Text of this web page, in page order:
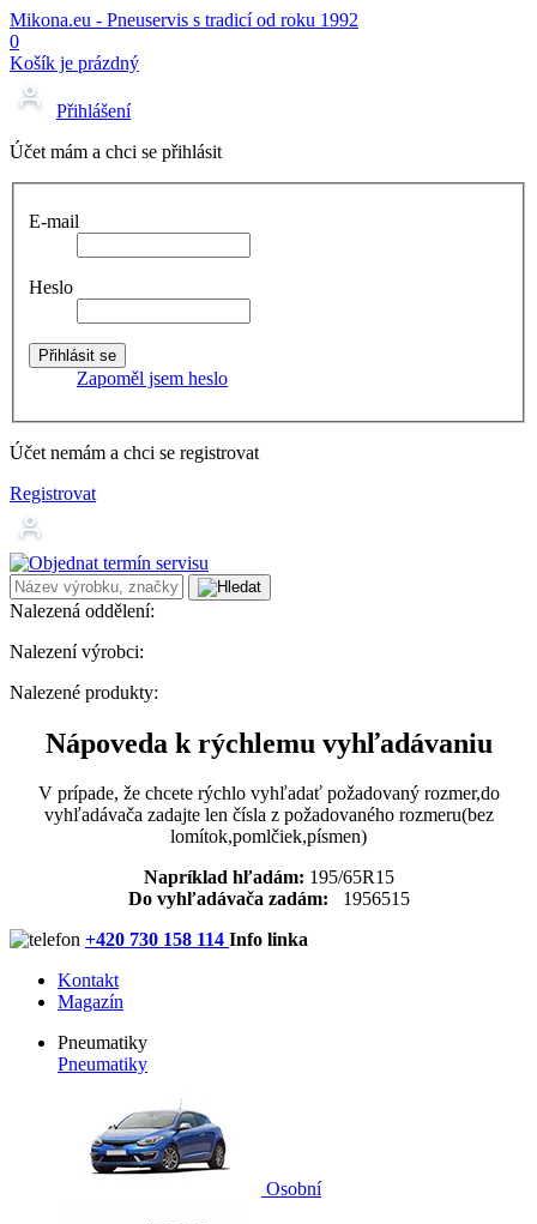
Mikona.eu - Pneuservis s tradicí od roku 1992
0
Košík je prázdný
Přihlášení
Účet mám a chci se přihlásit
E-mail
Heslo
Zapoměl jsem heslo
Účet nemám a chci se registrovat
Registrovat
Nalezená oddělení:
Nalezení výrobci:
Nalezené produkty:
Nápoveda k rýchlemu vyhľadávaniu
V prípade, že chcete rýchlo vyhľadať požadovaný rozmer,do
vyhľadávača zadajte len čísla z požadovaného rozmeru(bez
lomítok,pomlčiek,písmen)
Napríklad hľadám: 195/65R15
Do vyhľadávača zadám: 1956515
+420 730 158 114 Info linka
Kontakt
Magazín
Pneumatiky
Pneumatiky
Osobní